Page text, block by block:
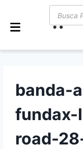
banda-
road-